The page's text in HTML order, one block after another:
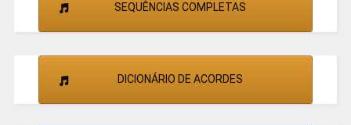
SEQUÊNCIAS COMPLETAS
DICIONÁRIO DE ACORDES